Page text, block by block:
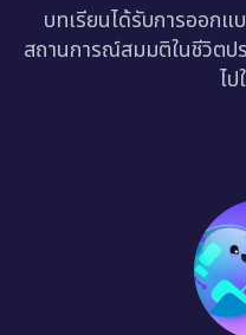
บทเรียนได้รับการออก
สถานการณ์สมมติในชีวิตป
ไป